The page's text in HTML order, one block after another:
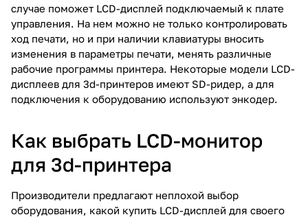
случае поможет LCD-дисплей подключаемый к плате
управления. На нем можно не только контролировать
ход печати, но и при наличии клавиатуры вносить
изменения в параметры печати, менять различные
рабочие программы принтера. Некоторые модели LCD-
дисплеев для 3d-принтеров имеют SD-ридер, а для
подключения к оборудованию используют энкодер.
Как выбрать LCD-монитор
для 3d-принтера
Производители предлагают неплохой выбор
оборудования, какой купить LCD-дисплей для своего